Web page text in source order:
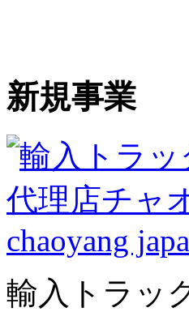
新規事業
輸入トラッ